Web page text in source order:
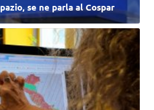
se ne parla al Cospar